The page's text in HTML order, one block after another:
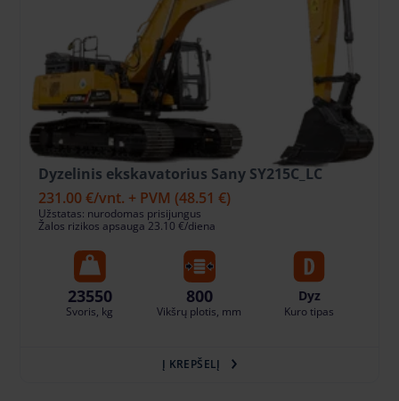
Dyzelinis ekskavatorius Sany SY215C_LC
231.00 €/vnt. + PVM (48.51 €)
Užstatas: nurodomas prisijungus
Žalos rizikos apsauga 23.10 €/diena
23550
Svoris, kg
800
Vikšrų plotis, mm
Dyz
Kuro tipas
Į KREPŠELĮ